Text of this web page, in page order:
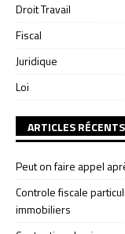
Droit Travail
Fiscal
Juridique
Loi
ARTICLES RÉCENTS
Peut on faire appel
Controle fiscale
immobiliers